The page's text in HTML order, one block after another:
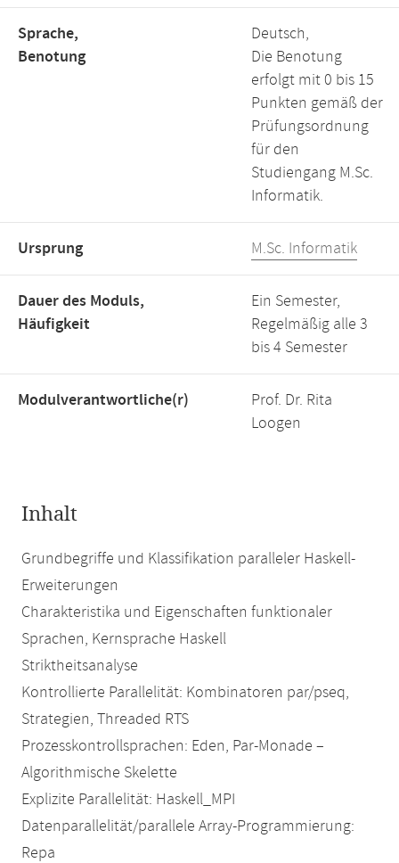
Sprache,
Benotung
Deutsch,
Die Benotung
erfolgt mit 0 bis 15
Punkten gemäß der
Prüfungsordnung
für den
Studiengang M.Sc.
Informatik.
Ursprung M.Sc. Informatik
Dauer des Moduls,
Häufigkeit
Ein Semester,
Regelmäßig alle 3
bis 4 Semester
Modulverantwortliche(r)
Prof. Dr. Rita
Loogen
Inhalt
Grundbegriffe und Klassifikation paralleler Haskell-
Erweiterungen
Charakteristika und Eigenschaften funktionaler
Sprachen, Kernsprache Haskell
Striktheitsanalyse
Kontrollierte Parallelität: Kombinatoren par/pseq,
Strategien, Threaded RTS
Prozesskontrollsprachen: Eden, Par-Monade –
Algorithmische Skelette
Explizite Parallelität: Haskell_MPI
Datenparallelität/parallele Array-Programmierung:
Repa